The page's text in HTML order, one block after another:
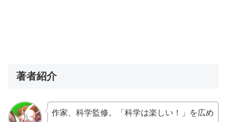
著者紹介
作家、科学監修。「科学は楽しい！」を広め